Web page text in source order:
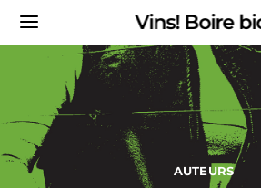
Vins! Boire
AUTEURS